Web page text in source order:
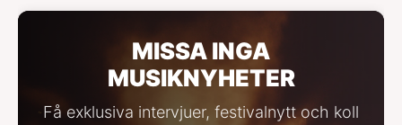
MISSA INGA
MUSIKNYHETER
Få exklusiva intervjuer, festivalnytt och koll